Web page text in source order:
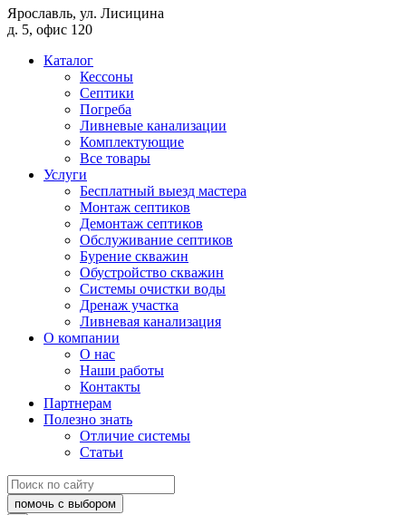
Ярославль, ул. Лисицина
д. 5, офис 120
Каталог
Кессоны
Септики
Погреба
Ливневые канализации
Комплектующие
Все товары
Услуги
Бесплатный выезд мастера
Монтаж септиков
Демонтаж септиков
Обслуживание септиков
Бурение скважин
Обустройство скважин
Системы очистки воды
Дренаж участка
Ливневая канализация
О компании
О нас
Наши работы
Контакты
Партнерам
Полезно знать
Отличие системы
Статьи
помочь с выбором